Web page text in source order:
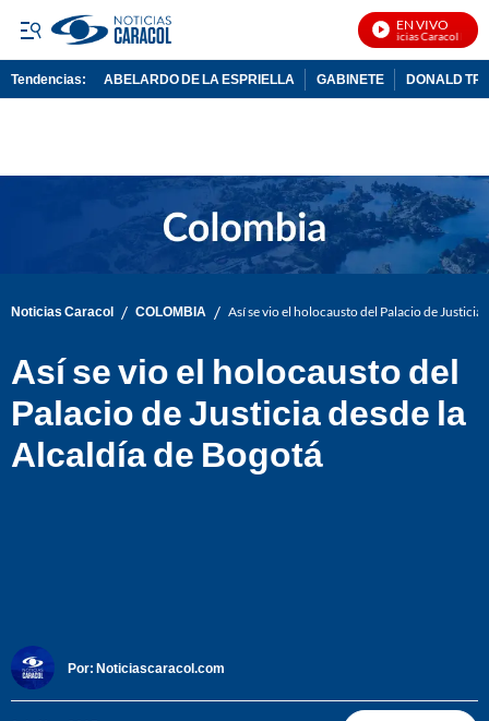
EN VIVO
Noticias Caracol En
Tendencias: ABELARDO DE LA ESPRIELLA GABINETE DONALD
Noticias Caracol / COLOMBIA / Así se vio el holocausto del Palacio de Justicia
Así se vio el holocausto del
Palacio de Justicia desde la
Alcaldía de Bogotá
Por: Noticiascaracol.com